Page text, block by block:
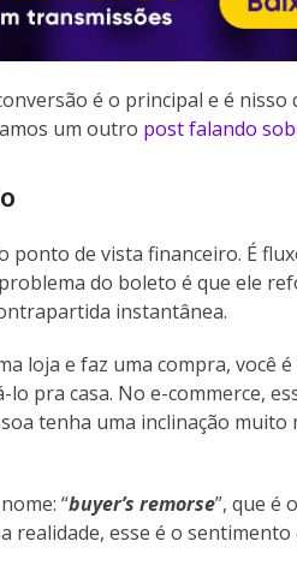
é o principal e é nisso
um outro post falando
ponto de vista financeiro. É
do boleto é que ele
instantânea.
loja e faz uma compra, você
pra casa. No e-commerce,
tenha uma inclinação
“buyer’s remorse”, que é
realidade, esse é o